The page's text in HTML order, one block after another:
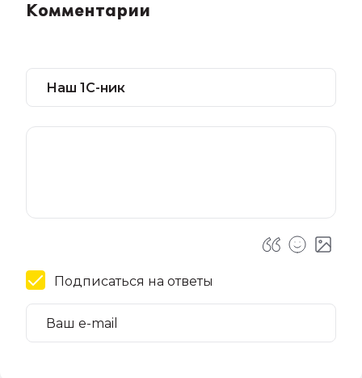
Комментарии
Подписаться на ответы